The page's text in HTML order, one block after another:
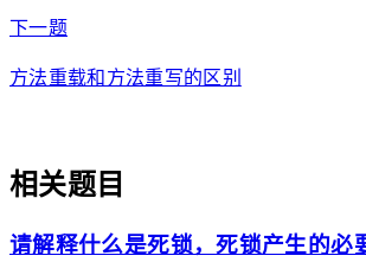
下一题arrow_forward
方法重载和方法重写的区别
相关题目
请解释什么是死锁，死锁产生的必